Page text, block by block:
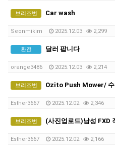
브리즈번 Car wash
Seonmikim 2025.12.03 2,299
환전 달러 팝니다
orange3486 2025.12.03 2,214
브리즈번 Ozito Push Mower/ 수
Esther3667 2025.12.02 2,346
브리즈번 (사진업로드)남성 FXD 작
Esther3667 2025.12.02 2,166